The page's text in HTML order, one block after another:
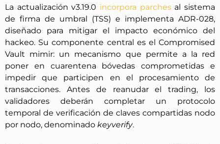
La actualización v3.19.0 incorpora parchesal sistema
de firma de umbral (TSS) e implementa ADR-028,
diseñado para mitigar el impacto económico del
hackeo. Su componente central es el Compromised
Vault mimir: un mecanismo que permite a la red
poner en cuarentena bóvedas comprometidas e
impedir que participen en el procesamiento de
transacciones. Antes de reanudar el trading, los
validadores deberán completar un protocolo
temporal de verificación de claves compartidas nodo
por nodo, denominado keyverify.